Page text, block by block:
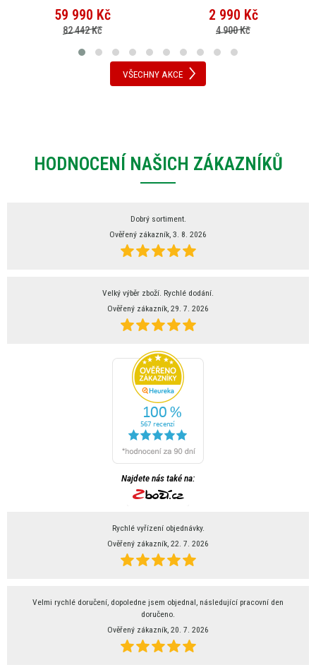
59 990 Kč
82 442 Kč
2 990 Kč
4 900 Kč
VŠECHNY AKCE
HODNOCENÍ NAŠICH ZÁKAZNÍKŮ
Dobrý sortiment.
Ověřený zákazník, 3. 8. 2026
Velký výběr zboží. Rychlé dodání.
Ověřený zákazník, 29. 7. 2026
Najdete nás také na:
Rychlé vyřízení objednávky.
Ověřený zákazník, 22. 7. 2026
Velmi rychlé doručení, dopoledne jsem objednal, následující pracovní den
doručeno.
Ověřený zákazník, 20. 7. 2026